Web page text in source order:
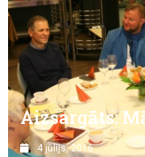
Aizsargāts:
4 jūlijs, 2016